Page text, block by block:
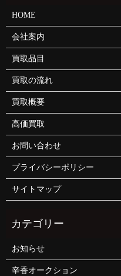
HOME
会社案内
買取品目
買取の流れ
買取概要
高価買取
お問い合わせ
プライバシーポリシー
サイトマップ
お知らせ
辛香オークション